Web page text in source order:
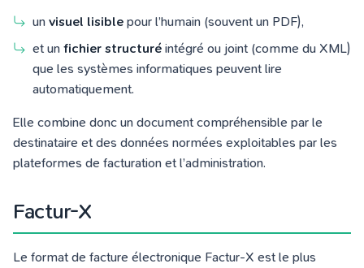
un visuel lisible pour l’humain (souvent un PDF),
et un fichier structuré intégré ou joint (comme du XML)
que les systèmes informatiques peuvent lire
automatiquement.
Elle combine donc un document compréhensible par le
destinataire et des données normées exploitables par les
plateformes de facturation et l’administration.
Factur-X
Le format de facture électronique Factur-X est le plus